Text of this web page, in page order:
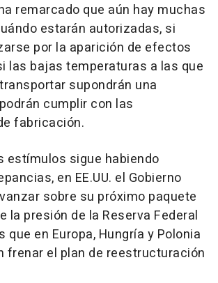
remarcado que aún hay muchas
estarán autorizadas, si
por la aparición de efectos
las bajas temperaturas a las que
supondrán una
cumplir con las
fabricación.
estímulos sigue habiendo
en EE.UU. el Gobierno
sobre su próximo paquete
la presión de la Reserva Federal
que en Europa, Hungría y Polonia
frenar el plan de reestructuración